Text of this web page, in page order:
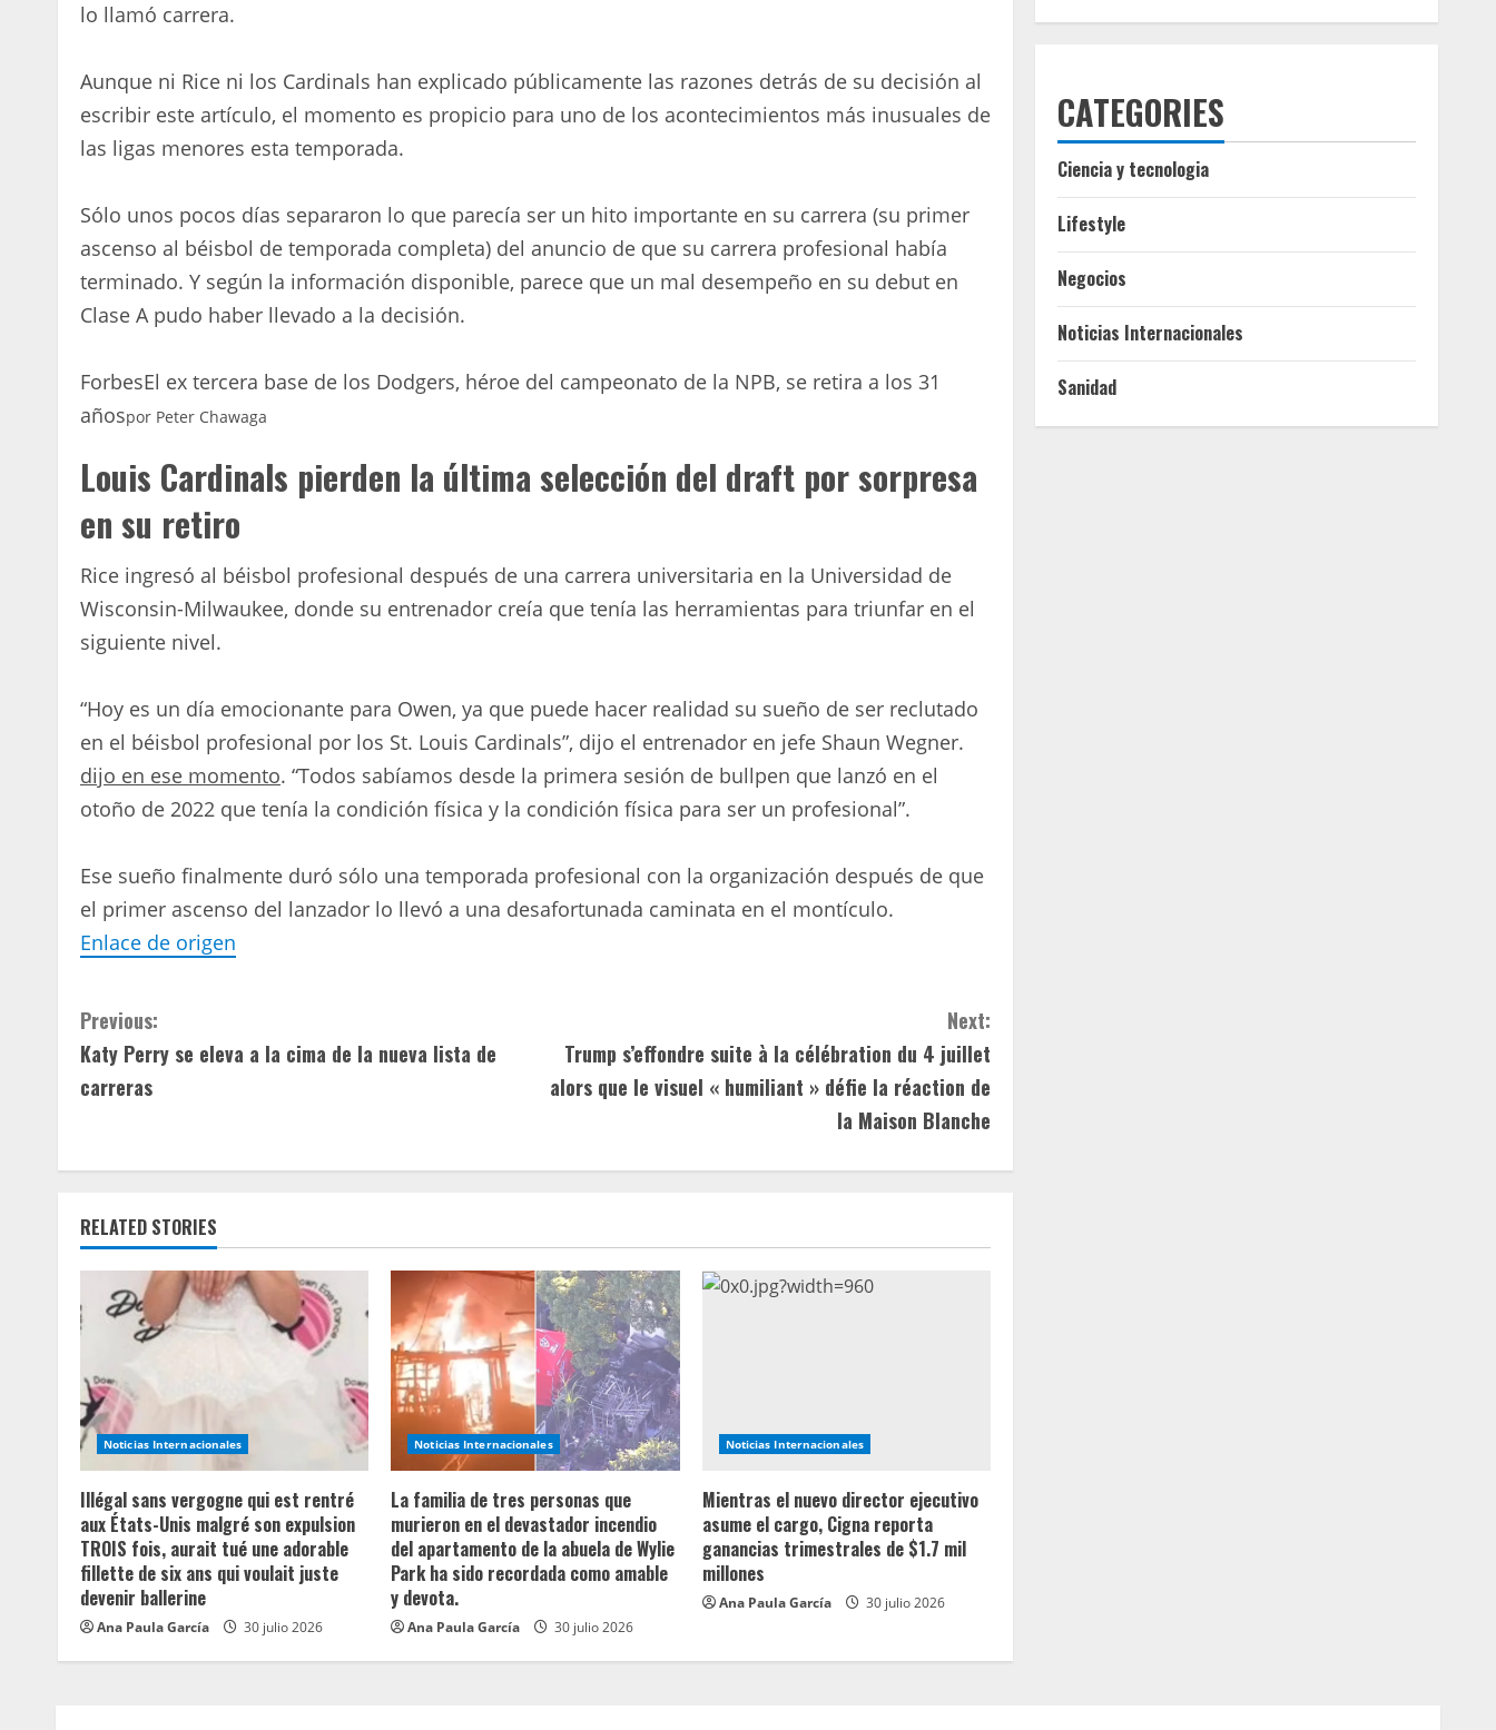
lo llamó carrera.
Aunque ni Rice ni los Cardinals han explicado públicamente las razones detrás de su decisión al
escribir este artículo, el momento es propicio para uno de los acontecimientos más inusuales de
las ligas menores esta temporada.
Sólo unos pocos días separaron lo que parecía ser un hito importante en su carrera (su primer
ascenso al béisbol de temporada completa) del anuncio de que su carrera profesional había
terminado. Y según la información disponible, parece que un mal desempeño en su debut en
Clase A pudo haber llevado a la decisión.
ForbesEl ex tercera base de los Dodgers, héroe del campeonato de la NPB, se retira a los 31
añospor Peter Chawaga
Louis Cardinals pierden la última selección del draft por sorpresa
en su retiro
Rice ingresó al béisbol profesional después de una carrera universitaria en la Universidad de
Wisconsin-Milwaukee, donde su entrenador creía que tenía las herramientas para triunfar en el
siguiente nivel.
“Hoy es un día emocionante para Owen, ya que puede hacer realidad su sueño de ser reclutado
en el béisbol profesional por los St. Louis Cardinals”, dijo el entrenador en jefe Shaun Wegner.
dijo en ese momento. “Todos sabíamos desde la primera sesión de bullpen que lanzó en el
otoño de 2022 que tenía la condición física y la condición física para ser un profesional”.
Ese sueño finalmente duró sólo una temporada profesional con la organización después de que
el primer ascenso del lanzador lo llevó a una desafortunada caminata en el montículo.
Enlace de origen
C
o
t
i
n
u
R
e
a
d
i
n
Previous:
Katy Perry se eleva a la cima de la nueva lista de
carreras
Next:
Trump s’effondre suite à la célébration du 4 juillet
alors que le visuel « humiliant » défie la réaction de
la Maison Blanche
RELATED STORIES
Noticias Internacionales
Illégal sans vergogne qui est rentré
aux États-Unis malgré son expulsion
TROIS fois, aurait tué une adorable
fillette de six ans qui voulait juste
devenir ballerine
Ana Paula García 30 julio 2026
Noticias Internacionales
La familia de tres personas que
murieron en el devastador incendio
del apartamento de la abuela de Wylie
Park ha sido recordada como amable
y devota.
Ana Paula García 30 julio 2026
Noticias Internacionales
Mientras el nuevo director ejecutivo
asume el cargo, Cigna reporta
ganancias trimestrales de $1.7 mil
millones
Ana Paula García 30 julio 2026
CATEGORIES
Ciencia y tecnologia
Lifestyle
Negocios
Noticias Internacionales
Sanidad